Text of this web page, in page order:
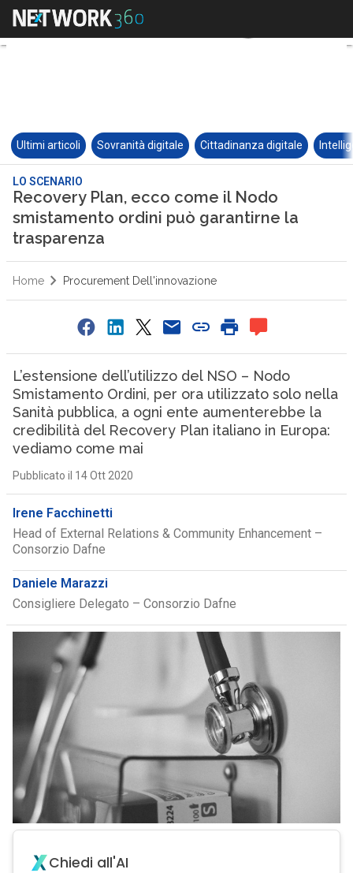
Ultimi articoli Sovranità digitale Cittadinanza digitale
LO SCENARIO
Recovery Plan, ecco come il Nodo
smistamento ordini può garantirne la
trasparenza
Home Procurement Dell'innovazione
L’estensione dell’utilizzo del NSO – Nodo
Smistamento Ordini, per ora utilizzato solo nella
Sanità pubblica, a ogni ente aumenterebbe la
credibilità del Recovery Plan italiano in Europa:
vediamo come mai
Pubblicato il 14 Ott 2020
Irene Facchinetti
Head of External Relations & Community Enhancement –
Consorzio Dafne
Daniele Marazzi
Consigliere Delegato – Consorzio Dafne
Chiedi all'AI